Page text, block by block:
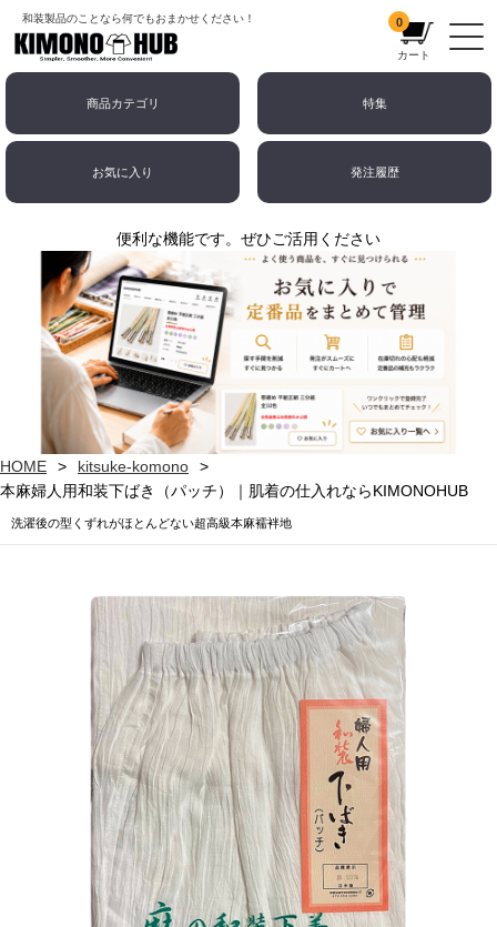
和装製品のことなら何でもおまかせください！ 0
カート
商品カテゴリ 特集
お気に入り 発注履歴
便利な機能です。ぜひご活用ください
HOME
kitsuke-komono
本麻婦人用和装下ばき（パッチ）｜肌着の仕入れならKIMONOHUB
洗濯後の型くずれがほとんどない超高級本麻襦袢地